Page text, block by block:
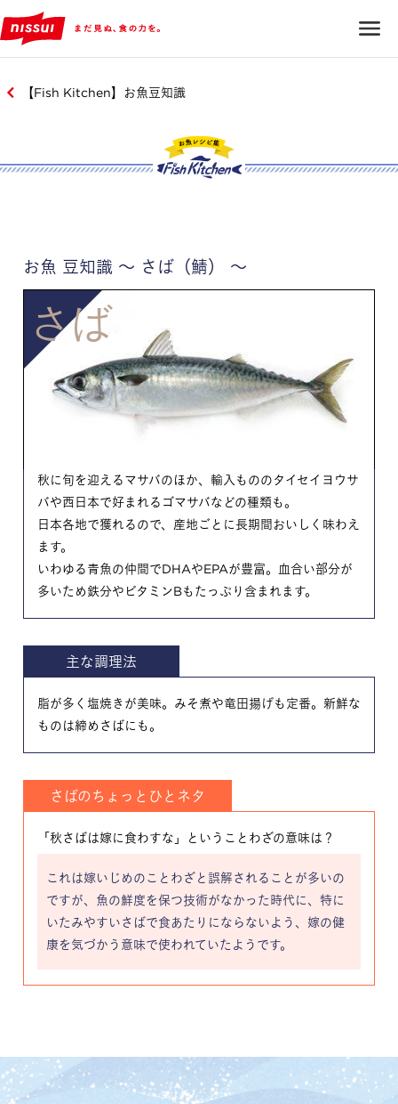
【Fish Kitchen】お魚豆知識
お魚 豆知識 ～ さば（鯖） ～
さば
秋に旬を迎えるマサバのほか、輸入もののタイセイヨウサ
バや西日本で好まれるゴマサバなどの種類も。
日本各地で獲れるので、産地ごとに長期間おいしく味わえ
ます。
いわゆる青魚の仲間でDHAやEPAが豊富。血合い部分が
多いため鉄分やビタミンBもたっぷり含まれます。
主な調理法
脂が多く塩焼きが美味。みそ煮や竜田揚げも定番。新鮮な
ものは締めさばにも。
さばのちょっとひとネタ
「秋さばは嫁に食わすな」ということわざの意味は？
これは嫁いじめのことわざと誤解されることが多いの
ですが、魚の鮮度を保つ技術がなかった時代に、特に
いたみやすいさばで食あたりにならないよう、嫁の健
康を気づかう意味で使われていたようです。